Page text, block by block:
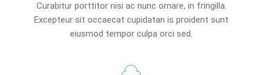
Curabitur porttitor nisi ac nunc ornare, in fringilla.
Excepteur sit occaecat cupidatan is proident sunt
eiusmod tempor culpa orci sed.